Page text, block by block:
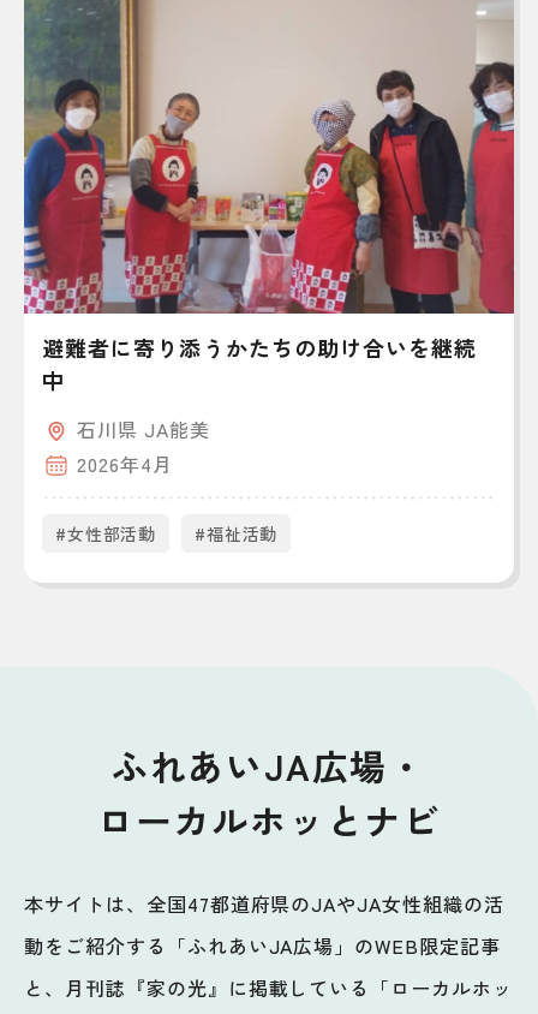
避難者に寄り添うかたちの助け合いを継続
中
石川県 JA能美
2026年4月
#女性部活動 #福祉活動
ふれあいJA広場・
ローカルホッとナビ
本サイトは、全国47都道府県のJAやJA女性組織の活
動をご紹介する「ふれあいJA広場」のWEB限定記事
と、月刊誌『家の光』に掲載している「ローカルホッ